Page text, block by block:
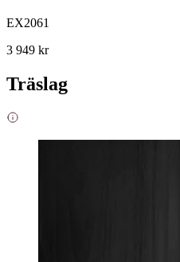
EX2061
3 949 kr
Träslag